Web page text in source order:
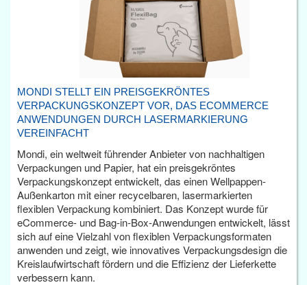
MONDI STELLT EIN PREISGEKRÖNTES
VERPACKUNGSKONZEPT VOR, DAS ECOMMERCE
ANWENDUNGEN DURCH LASERMARKIERUNG
VEREINFACHT
Mondi, ein weltweit führender Anbieter von nachhaltigen
Verpackungen und Papier, hat ein preisgekröntes
Verpackungskonzept entwickelt, das einen Wellpappen-
Außenkarton mit einer recycelbaren, lasermarkierten
flexiblen Verpackung kombiniert. Das Konzept wurde für
eCommerce- und Bag-in-Box-Anwendungen entwickelt, lässt
sich auf eine Vielzahl von flexiblen Verpackungsformaten
anwenden und zeigt, wie innovatives Verpackungsdesign die
Kreislaufwirtschaft fördern und die Effizienz der Lieferkette
verbessern kann.